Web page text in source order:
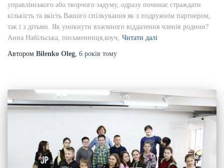
управлінського або творчого задуму, одразу починає страждати
кількість та якість Вашого спілкування як з подружнім партнером,
так і з дітьми. Як уникнути взаємного віддалення членів родини?
Анна Набільська, письменниця,коуч, Читати далі
Автором Bilenko Oleg 6 років тому